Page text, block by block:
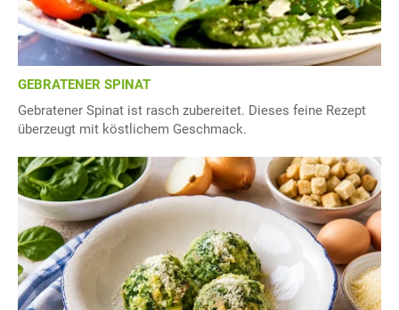
GEBRATENER SPINAT
Gebratener Spinat ist rasch zubereitet. Dieses feine Rezept
überzeugt mit köstlichem Geschmack.